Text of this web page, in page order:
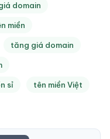
domain
miền
tăng giá domain
sỉ tên miền Việt